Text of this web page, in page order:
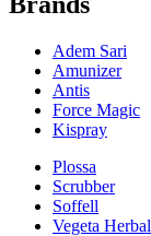
Adem Sari
Amunizer
Antis
Force Magic
Kispray
Plossa
Scrubber
Soffell
Vegeta Herbal